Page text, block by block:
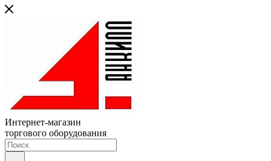
Интернет-магазин
торгового оборудования